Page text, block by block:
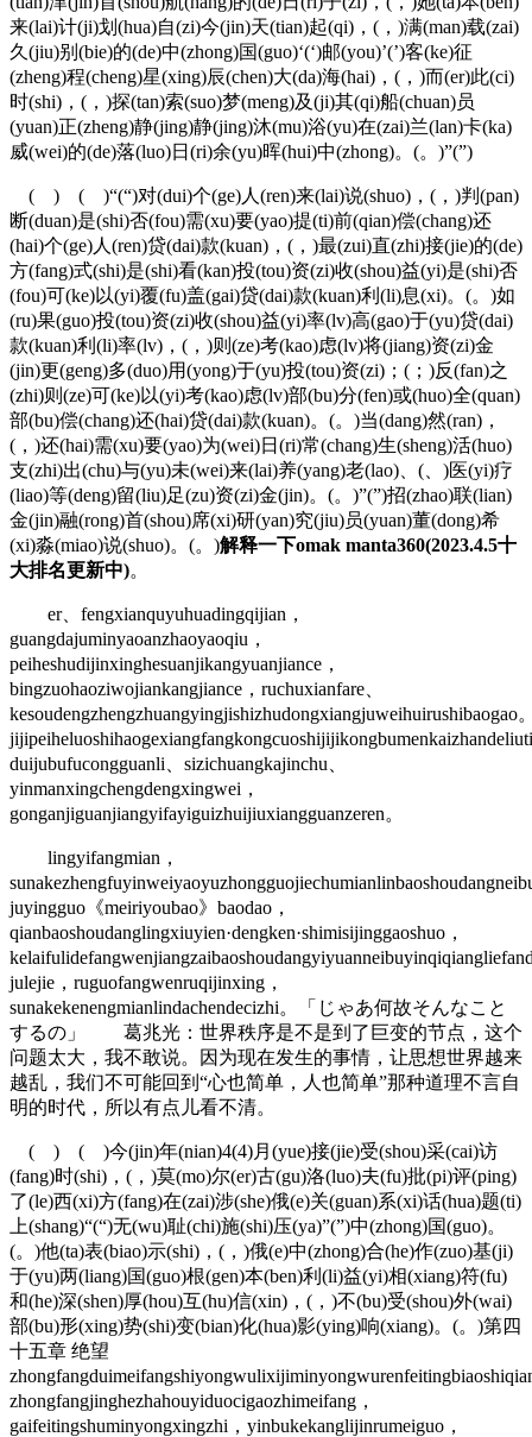
来(lai)计(ji)划(hua)自(zi)今(jin)天(tian)起(qi)，(，)满(man)载(zai)
久(jiu)别(bie)的(de)中(zhong)国(guo)‘(‘)邮(you)’(’)客(ke)征
(zheng)程(cheng)星(xing)辰(chen)大(da)海(hai)，(，)而(er)此(ci)
时(shi)，(，)探(tan)索(suo)梦(meng)及(ji)其(qi)船(chuan)员
(yuan)正(zheng)静(jing)静(jing)沐(mu)浴(yu)在(zai)兰(lan)卡(ka)
威(wei)的(de)落(luo)日(ri)余(yu)晖(hui)中(zhong)。(。)”(”)
( ) ( )“(“)对(dui)个(ge)人(ren)来(lai)说(shuo)，(，)判(pan)
断(duan)是(shi)否(fou)需(xu)要(yao)提(ti)前(qian)偿(chang)还
(hai)个(ge)人(ren)贷(dai)款(kuan)，(，)最(zui)直(zhi)接(jie)的(de)
方(fang)式(shi)是(shi)看(kan)投(tou)资(zi)收(shou)益(yi)是(shi)否
(fou)可(ke)以(yi)覆(fu)盖(gai)贷(dai)款(kuan)利(li)息(xi)。(。)如
(ru)果(guo)投(tou)资(zi)收(shou)益(yi)率(lv)高(gao)于(yu)贷(dai)
款(kuan)利(li)率(lv)，(，)则(ze)考(kao)虑(lv)将(jiang)资(zi)金
(jin)更(geng)多(duo)用(yong)于(yu)投(tou)资(zi)；(；)反(fan)之
(zhi)则(ze)可(ke)以(yi)考(kao)虑(lv)部(bu)分(fen)或(huo)全(quan)
部(bu)偿(chang)还(hai)贷(dai)款(kuan)。(。)当(dang)然(ran)，
(，)还(hai)需(xu)要(yao)为(wei)日(ri)常(chang)生(sheng)活(huo)
支(zhi)出(chu)与(yu)未(wei)来(lai)养(yang)老(lao)、(、)医(yi)疗
(liao)等(deng)留(liu)足(zu)资(zi)金(jin)。(。)”(”)招(zhao)联(lian)
金(jin)融(rong)首(shou)席(xi)研(yan)究(jiu)员(yuan)董(dong)希
(xi)淼(miao)说(shuo)。(。)解释一下omak manta360(2023.4.5十
大排名更新中)。
er、fengxianquyuhuadingqijian，
guangdajuminyaoanzhaoyaoqiu，
peiheshudijinxinghesuanjikangyuanjiance，
bingzuohaoziwojiankangjiance，ruchuxianfare、
kesoudengzhengzhuangyingjishizhudongxiangjuweihuirushibaogao
duijubufucongguanli、sizichuangkajinchu、
yinmanxingchengdengxingwei，
gonganjiguanjiangyifayiguizhuijiuxiangguanzeren。
lingyifangmian，
juyingguo《meiriyoubao》baodao，
qianbaoshoudanglingxiuyien·dengken·shimisijinggaoshuo，
julejie，ruguofangwenruqijinxing，
sunakekenengmianlindachendecizhi。「じゃあ何故そんなこと
するの」 葛兆光：世界秩序是不是到了巨变的节点，这个
问题太大，我不敢说。因为现在发生的事情，让思想世界越来
越乱，我们不可能回到“心也简单，人也简单”那种道理不言自
明的时代，所以有点儿看不清。
( ) ( )今(jin)年(nian)4(4)月(yue)接(jie)受(shou)采(cai)访
(fang)时(shi)，(，)莫(mo)尔(er)古(gu)洛(luo)夫(fu)批(pi)评(ping)
了(le)西(xi)方(fang)在(zai)涉(she)俄(e)关(guan)系(xi)话(hua)题(ti)
上(shang)“(“)无(wu)耻(chi)施(shi)压(ya)”(”)中(zhong)国(guo)。
(。)他(ta)表(biao)示(shi)，(，)俄(e)中(zhong)合(he)作(zuo)基(ji)
于(yu)两(liang)国(guo)根(gen)本(ben)利(li)益(yi)相(xiang)符(fu)
和(he)深(shen)厚(hou)互(hu)信(xin)，(，)不(bu)受(shou)外(wai)
部(bu)形(xing)势(shi)变(bian)化(hua)影(ying)响(xiang)。(。)第四
十五章 绝望
zhongfangjinghezhahouyiduocigaozhimeifang，
gaifeitingshuminyongxingzhi，yinbukekanglijinrumeiguo，